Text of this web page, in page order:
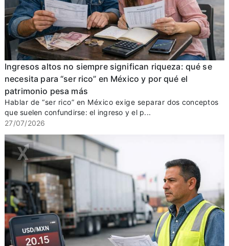
Ingresos altos no siempre significan riqueza: qué se
necesita para “ser rico” en México y por qué el
patrimonio pesa más
Hablar de “ser rico” en México exige separar dos conceptos
que suelen confundirse: el ingreso y el p...
27/07/2026